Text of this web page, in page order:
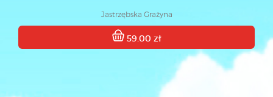
Jastrzębska Grażyna
59.00 zł